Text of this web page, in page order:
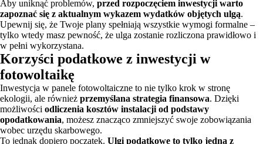
Aby uniknąć problemów, przed rozpoczęciem inwestycji warto
zapoznać się z aktualnym wykazem wydatków objętych ulgą.
Upewnij się, że Twoje plany spełniają wszystkie wymogi formalne –
tylko wtedy masz pewność, że ulga zostanie rozliczona prawidłowo i
w pełni wykorzystana.
Korzyści podatkowe z inwestycji w
fotowoltaikę
Inwestycja w panele fotowoltaiczne to nie tylko krok w stronę
ekologii, ale również przemyślana strategia finansowa. Dzięki
możliwości odliczenia kosztów instalacji od podstawy
opodatkowania, możesz znacząco zmniejszyć swoje zobowiązania
wobec urzędu skarbowego.
To jednak dopiero początek. Ulgi podatkowe to tylko jedna z